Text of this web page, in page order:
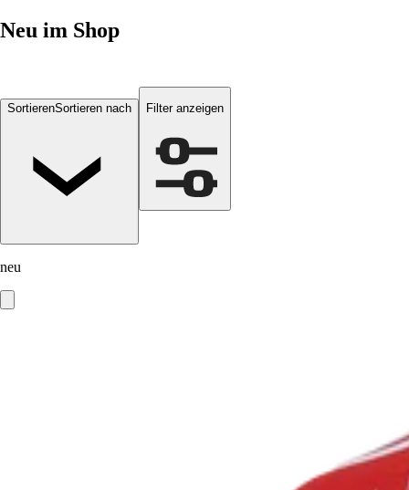
Neu im Shop
SortierenSortieren nach Filter anzeigen
neu